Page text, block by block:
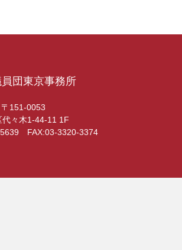
員団東京事務所
〒151-0053
代々木1-44-11 1F
FAX:03-3320-3374